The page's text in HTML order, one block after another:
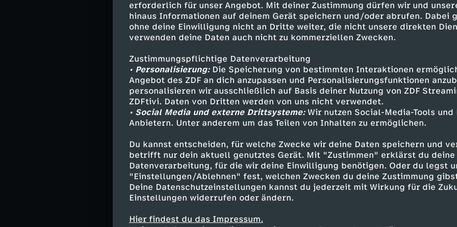
erforderlich für unser Angebot. Mit deiner Zustimmung dürfen wir und
hinaus Informationen auf deinem Gerät speichern und/oder abrufen. Dabei
ohne deine Einwilligung nicht an Dritte weiter, die nicht unsere direkten
verwenden deine Daten auch nicht zu kommerziellen Zwecken.
Zustimmungspflichtige Datenverarbeitung
• Personalisierung:Die Speicherung von bestimmten Interaktionen
Angebot des ZDF an dich anzupassen und Personalisierungsfunktionen
personalisieren wir ausschließlich auf Basis deiner Nutzung von ZDF
ZDFtivi. Daten von Dritten werden von uns nicht verwendet.
• Social Media und externe Drittsysteme:Wir nutzen Social-Media-Tools und
Anbietern. Unter anderem um das Teilen von Inhalten zu ermöglichen.
Du kannst entscheiden, für welche Zwecke wir deine Daten speichern und
betrifft nur dein aktuell genutztes Gerät. Mit "Zustimmen" erklärst du deine
Datenverarbeitung, für die wir deine Einwilligung benötigen. Oder du legst
"Einstellungen/Ablehnen" fest, welchen Zwecken du deine Zustimmung
Deine Datenschutzeinstellungen kannst du jederzeit mit Wirkung für die
Einstellungen widerrufen oder ändern.
Hier findest du das Impressum.
Nicole Anyomi (12.) und Klara Bühl (50.) erzielten die Tore für
im Stade Michel-d'Ornano. Die Französinnen waren zuvor
Malard (3.) früh in Führung gegangen.
Mit zunehmender Spieldauer steigerte sich das DFB-Team
Nach dem Ausgleich durch Clara Mateo (89.) musste noch
Die Aufstellungen:
Frankreich:Peyraud-Mangin – Bacha (90.+1 Bussy), Mbock
Almeida (84. Samoura) - Jean-Francois, Baltimore (84. Feller),
Karchaoui, Malard (63. Mateo), D. Cascarino (63. Diani)
Trainer:Laurent Bonadei